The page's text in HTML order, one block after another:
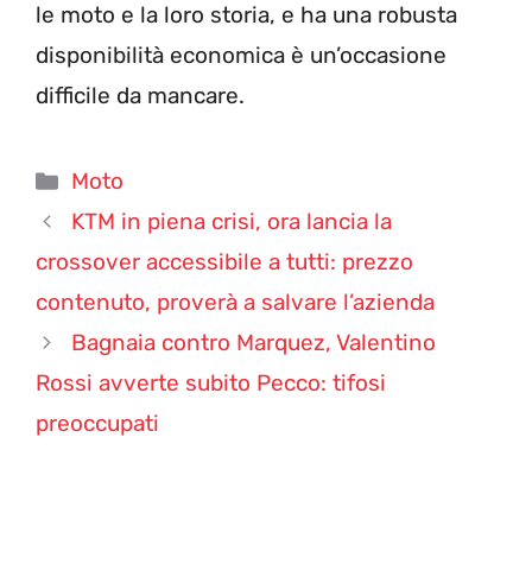
le moto e la loro storia, e ha una robusta
disponibilità economica è un’occasione
difficile da mancare.
Categorie
Moto
KTM in piena crisi, ora lancia la
crossover accessibile a tutti: prezzo
contenuto, proverà a salvare l’azienda
Bagnaia contro Marquez, Valentino
Rossi avverte subito Pecco: tifosi
preoccupati